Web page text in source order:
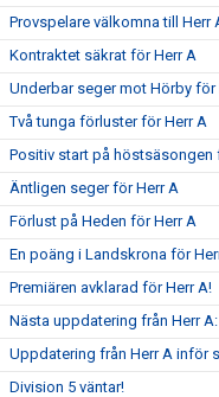
Provspelare välkomna till Herr
Kontraktet säkrat för Herr A
Underbar seger mot Hörby för
Två tunga förluster för Herr A
Positiv start på höstsäsongen
Äntligen seger för Herr A
Förlust på Heden för Herr A
En poäng i Landskrona för
Premiären avklarad för Herr A!
Nästa uppdatering från Herr
Uppdatering från Herr A inför
Division 5 väntar!